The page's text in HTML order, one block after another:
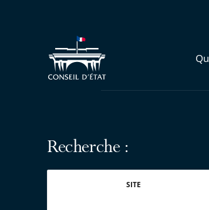
Recherche :
SITE